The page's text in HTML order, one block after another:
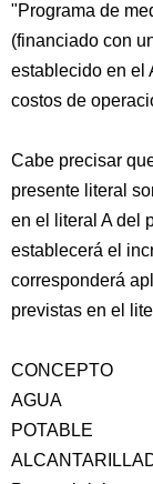
"Programa de
(financiado con
establecido en el
costos de
Cabe precisar
presente literal
en el literal A del
establecerá el
corresponderá
previstas en el
CONCEPTO
AGUA
POTABLE